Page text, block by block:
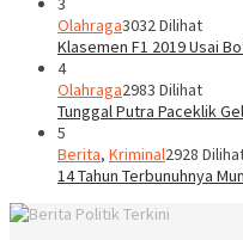
Olahraga3032 Dilihat
Klasemen F1 2019 Usai
4
Olahraga2983 Dilihat
Tunggal Putra Paceklik
5
Berita, Kriminal2928
14 Tahun Terbunuhnya